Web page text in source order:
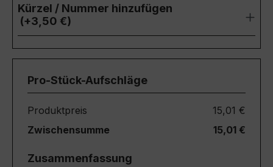
Kürzel / Nummer hinzufügen
(+3,50 €)
Pro-Stück-Aufschläge
Produktpreis
15,01 €
Zwischensumme
15,01 €
Zusammenfassung